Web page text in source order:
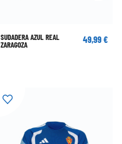
SUDADERA AZUL REAL
ZARAGOZA
49,99 €